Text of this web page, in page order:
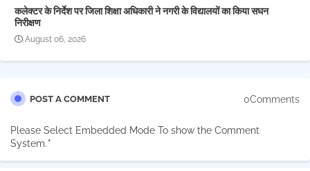
कलेक्टर के निर्देश पर जिला शिक्षा अधिकारी ने नगरी के विद्यालयों का किया सघन
निरीक्षण
August 06, 2026
POST A COMMENT 0Comments
Please Select Embedded Mode To show the Comment
System.*